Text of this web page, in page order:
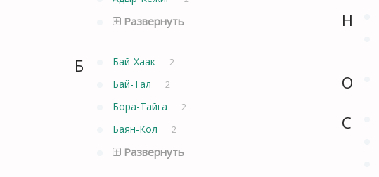
Развернуть
Б Бай-Хаак 2
Бай-Тал 2
Бора-Тайга 2
Баян-Кол 2
Развернуть
Н
О
С